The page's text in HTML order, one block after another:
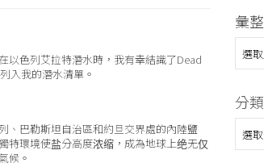
色列艾拉特潛水時，我有幸結識了Dead
入我的潛水清單。
、巴勒斯坦自治區和約旦交界處的內陸鹽
特環境使盐分高度浓缩，成為地球上绝无仅
候。
彙整
整
分類
類